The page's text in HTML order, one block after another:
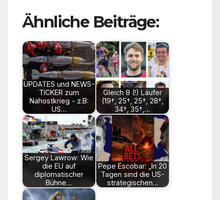
Ähnliche Beiträge:
UPDATES und NEWS-
TICKER zum
Nahostkrieg - z.B:
US…
Gleich 8 (!) Läufer
(19†, 25†, 25†, 28†,
34†, 35†,…
Sergey Lawrow: Wie
die EU auf
diplomatischer
Bühne…
Pepe Escobar: „In 20
Tagen sind die US-
strategischen…